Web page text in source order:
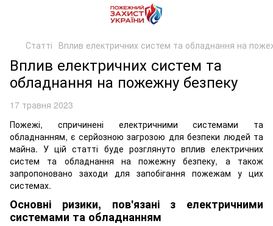
Статті Вплив електричних систем та обладнання на
Вплив електричних систем та
обладнання на пожежну безпеку
17 травня 2023
Пожежі, спричинені електричними системами та
обладнанням, є серйозною загрозою для безпеки людей та
майна. У цій статті буде розглянуто вплив електричних
систем та обладнання на пожежну безпеку, а також
запропоновано заходи для запобігання пожежам у цих
системах.
Основні ризики, пов'язані з електричними
системами та обладнанням